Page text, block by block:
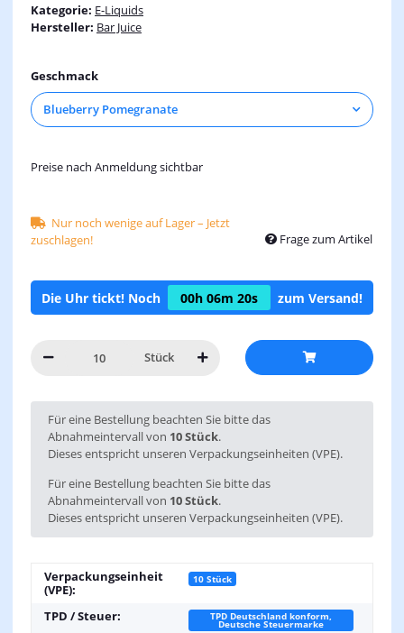
Kategorie: E-Liquids
Hersteller: Bar Juice
Geschmack
Blueberry Pomegranate
Preise nach Anmeldung sichtbar
Nur noch wenige auf Lager – Jetzt
zuschlagen!
Frage zum Artikel
Die Uhr tickt! Noch 00h 06m 20s zum Versand!
Stück
x
Für eine Bestellung beachten Sie bitte das
Abnahmeintervall von 10 Stück.
Dieses entspricht unseren Verpackungseinheiten (VPE).
Für eine Bestellung beachten Sie bitte das
Abnahmeintervall von 10 Stück.
Dieses entspricht unseren Verpackungseinheiten (VPE).
Verpackungseinheit
(VPE):
10 Stück
TPD / Steuer: TPD Deutschland konform,
Deutsche Steuermarke